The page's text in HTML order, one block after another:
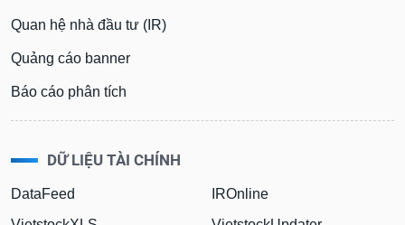
Quan hệ nhà đầu tư (IR)
Quảng cáo banner
Báo cáo phân tích
DỮ LIỆU TÀI CHÍNH
DataFeed
IROnline